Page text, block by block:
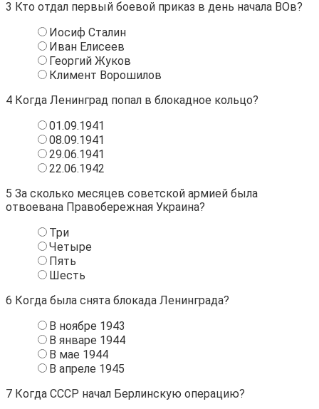
3 Кто отдал первый боевой приказ в день начала ВОв?
Иосиф Сталин
Иван Елисеев
Георгий Жуков
Климент Ворошилов
4 Когда Ленинград попал в блокадное кольцо?
01.09.1941
08.09.1941
29.06.1941
22.06.1942
5 За сколько месяцев советской армией была
отвоевана Правобережная Украина?
Три
Четыре
Пять
Шесть
6 Когда была снята блокада Ленинграда?
В ноябре 1943
В январе 1944
В мае 1944
В апреле 1945
7 Когда СССР начал Берлинскую операцию?